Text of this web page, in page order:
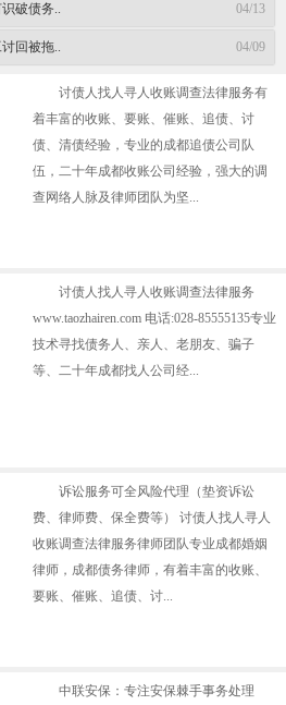
破债务.. 04/13
回被拖.. 04/09
讨债人找人寻人收账调查法律服务有
着丰富的收账、要账、催账、追债、讨
债、清债经验，专业的成都追债公司队
伍，二十年成都收账公司经验，强大的调
查网络人脉及律师团队为坚...
讨债人找人寻人收账调查法律服务
www.taozhairen.com 电话:028-85555135专业
技术寻找债务人、亲人、老朋友、骗子
等、二十年成都找人公司经...
诉讼服务可全风险代理（垫资诉讼
费、律师费、保全费等） 讨债人找人寻人
收账调查法律服务律师团队专业成都婚姻
律师，成都债务律师，有着丰富的收账、
要账、催账、追债、讨...
中联安保：专注安保棘手事务处理